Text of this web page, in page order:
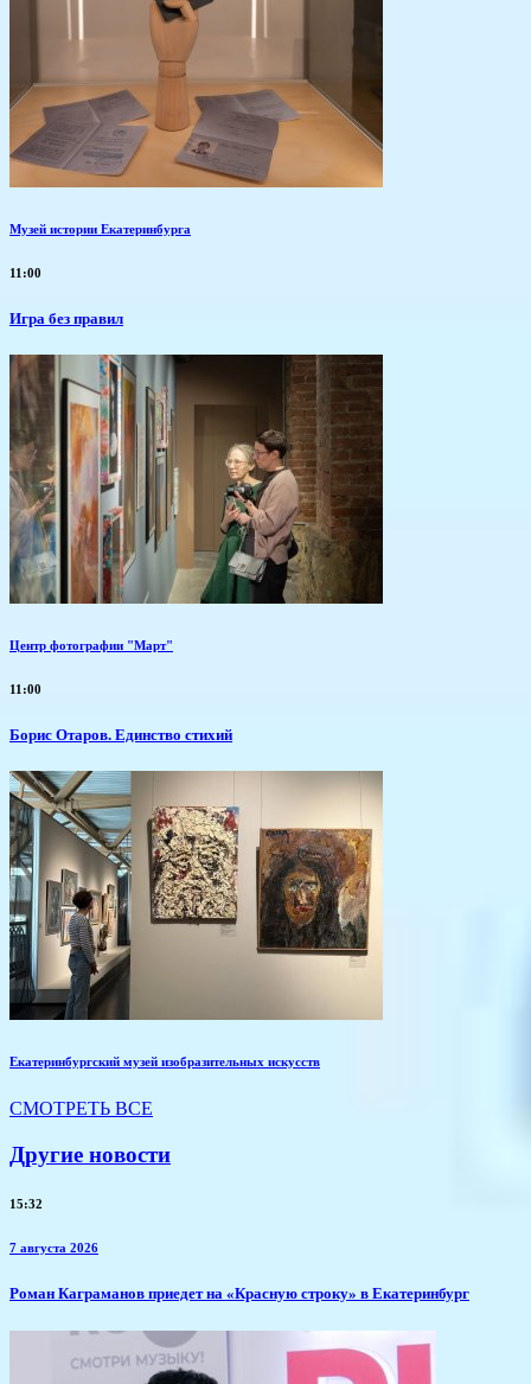
Музей истории Екатеринбурга
11:00
​Игра без правил
Центр фотографии "Март"
11:00
Борис Отаров. Единство стихий
Екатеринбургский музей изобразительных искусств
СМОТРЕТЬ ВСЕ
Другие новости
15:32
7 августа 2026
​Роман Каграманов приедет на «Красную строку» в Екатеринбург